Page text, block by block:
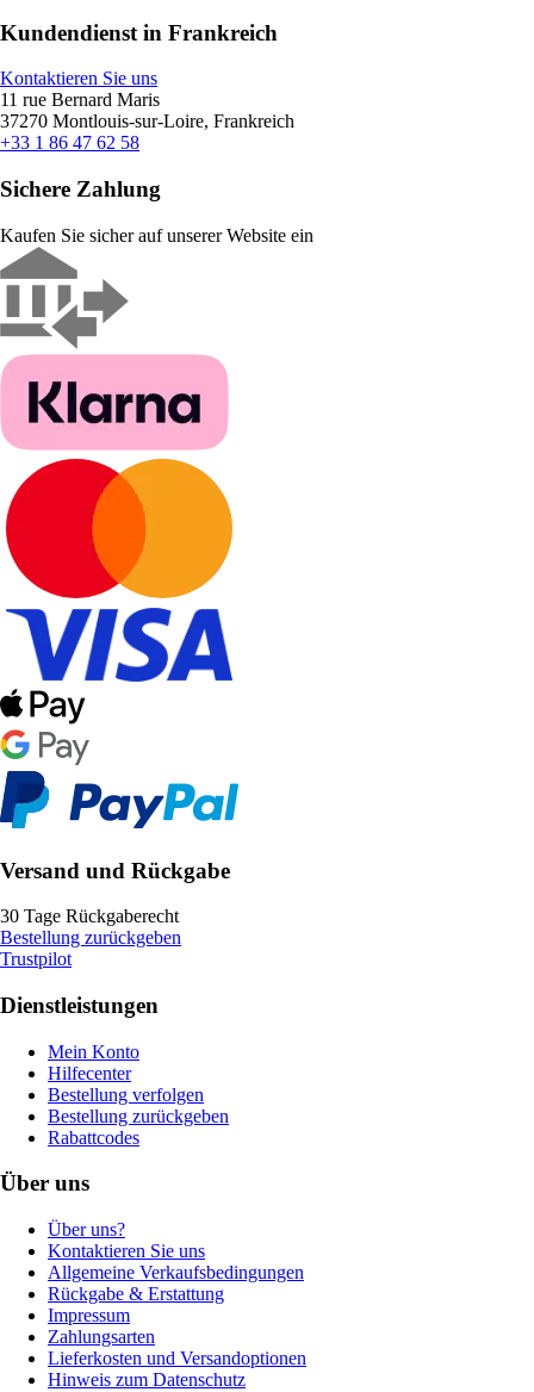
Kundendienst in Frankreich
Kontaktieren Sie uns
11 rue Bernard Maris
37270 Montlouis-sur-Loire, Frankreich
+33 1 86 47 62 58
Sichere Zahlung
Kaufen Sie sicher auf unserer Website ein
Versand und Rückgabe
30 Tage Rückgaberecht
Bestellung zurückgeben
Trustpilot
Dienstleistungen
Mein Konto
Hilfecenter
Bestellung verfolgen
Bestellung zurückgeben
Rabattcodes
Über uns
Über uns?
Kontaktieren Sie uns
Allgemeine Verkaufsbedingungen
Rückgabe & Erstattung
Impressum
Zahlungsarten
Lieferkosten und Versandoptionen
Hinweis zum Datenschutz